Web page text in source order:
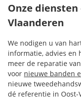
Onze diensten
Vlaanderen
We nodigen u van
informatie, advies en
meer de reparatie
voor nieuwe banden
nieuwe
dé referentie in Oost-